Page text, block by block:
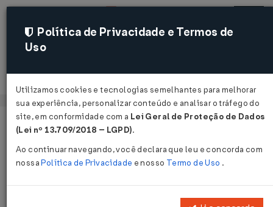
Acessar
Página Inicial Legislações
Decreto-Lei nº 864 de 12/09/1969
Publicado no DOU em 15 set 1969
Política de Privacidade e Termos de
Uso
Utilizamos cookies e tecnologias semelhantes para melhorar
sua experiência, personalizar conteúdo e analisar o tráfego do
site, em conformidade com a Lei Geral de Proteção de Dados
(Lei nº 13.709/2018 – LGPD).
Ao continuar navegando, você declara que leu e concorda com
nossaPolítica de Privacidade e nosso Termo de Uso .